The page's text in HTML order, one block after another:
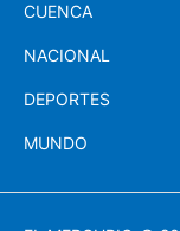
CUENCA
NACIONAL
DEPORTES
MUNDO